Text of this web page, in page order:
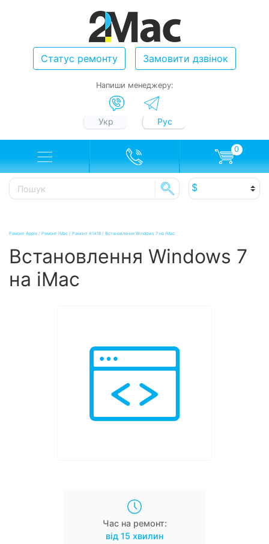
Статус ремонту Замовити дзвінок
Напиши менеджеру:
Укр Рус
0
Ремонт Apple / Ремонт iMac / Ремонт A1418 / Встановлення Windows 7 на iMac
Встановлення Windows 7
на iMac
Час на ремонт:
від 15 хвилин